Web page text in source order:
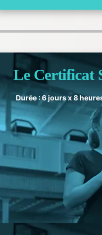
Le Certificat
Durée : 6 jours x 8